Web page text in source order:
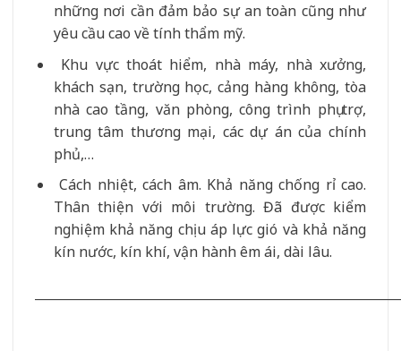
những nơi cần đảm bảo sự an toàn cũng như
yêu cầu cao về tính thẩm mỹ.
Khu vực thoát hiểm, nhà máy, nhà xưởng,
khách sạn, trường học, cảng hàng không, tòa
nhà cao tầng, văn phòng, công trình phụ trợ,
trung tâm thương mại, các dự án của chính
phủ,…
Cách nhiệt, cách âm. Khả năng chống rỉ cao.
Thân thiện với môi trường. Đã được kiểm
nghiệm khả năng chịu áp lực gió và khả năng
kín nước, kín khí, vận hành êm ái, dài lâu.